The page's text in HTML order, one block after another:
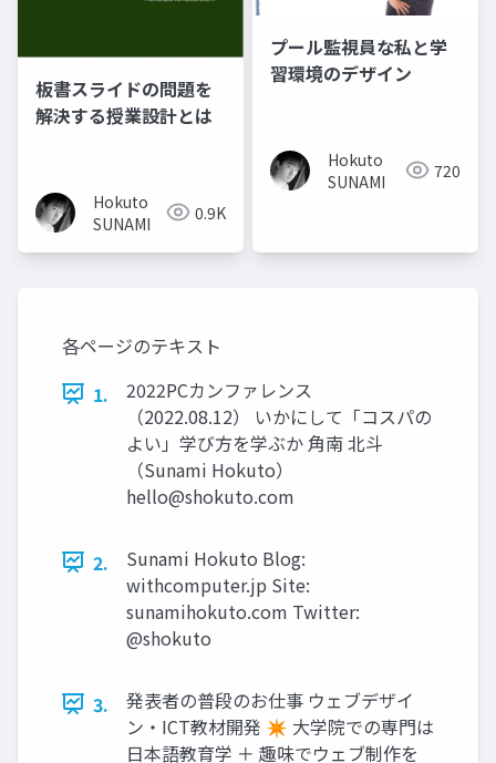
板書スライドの問題を
解決する授業設計とは
Hokuto
SUNAMI
0.9K
プール監視員な私と学
習環境のデザイン
Hokuto
SUNAMI
720
各ページのテキスト
1.
2022PCカンファレンス
（2022.08.12） いかにして「コスパの
よい」学び方を学ぶか 角南 北斗
（Sunami Hokuto）
hello@shokuto.com
2.
Sunami Hokuto Blog:
withcomputer.jp Site:
sunamihokuto.com Twitter:
@shokuto
3.
発表者の普段のお仕事 ウェブデザイ
ン・ICT教材開発 ✴ 大学院での専門は
日本語教育学 ＋ 趣味でウェブ制作を